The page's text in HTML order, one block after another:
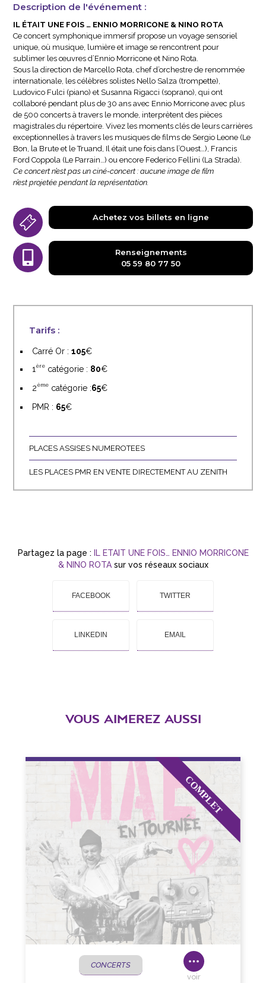
Description de l'événement :
IL ÉTAIT UNE FOIS … ENNIO MORRICONE & NINO ROTA
Ce concert symphonique immersif propose un voyage sensoriel
unique, où musique, lumière et image se rencontrent pour
sublimer les œuvres d’Ennio Morricone et Nino Rota.
Sous la direction de Marcello Rota, chef d’orchestre de renommée
internationale, les célèbres solistes Nello Salza (trompette),
Ludovico Fulci (piano) et Susanna Rigacci (soprano), qui ont
collaboré pendant plus de 30 ans avec Ennio Morricone avec plus
de 500 concerts à travers le monde, interprètent des pièces
magistrales du répertoire. Vivez les moments clés de leurs carrières
exceptionnelles à travers les musiques de films de Sergio Leone (Le
Bon, la Brute et le Truand, Il était une fois dans l’Ouest…), Francis
Ford Coppola (Le Parrain…) ou encore Federico Fellini (La Strada).
Ce concert n’est pas un ciné-concert : aucune image de film
n’est projetée pendant la représentation.
Achetez vos billets en ligne
Renseignements
05 59 80 77 50
Tarifs :
Carré Or :105
1 ère catégorie : 80
2 ème catégorie :65
PMR : 65
PLACES ASSISES NUMEROTEES
LES PLACES PMR EN VENTE DIRECTEMENT AU ZENITH
Partagez la page :
IL ETAIT UNE FOIS… ENNIO MORRICONE
& NINO ROTAsur vos réseaux sociaux
FACEBOOK TWITTER
LINKEDIN EMAIL
VOUS AIMEREZ AUSSI
CONCERTS
voir